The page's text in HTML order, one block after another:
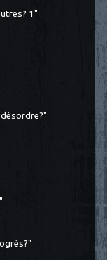
1"